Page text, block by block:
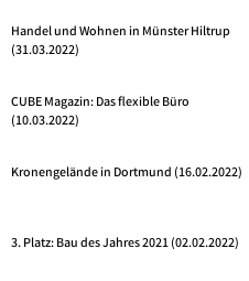
Handel und Wohnen in Münster Hiltrup
(31.03.2022)
CUBE Magazin: Das flexible Büro
(10.03.2022)
Kronengelände in Dortmund (16.02.2022)
3. Platz: Bau des Jahres 2021 (02.02.2022)